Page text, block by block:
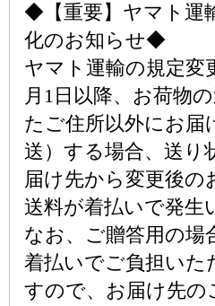
◆【重要】ヤマト運
化のお知らせ◆
ヤマト運輸の規定変
月1日以降、お荷物
たご住所以外にお届
送）する場合、送り
届け先から変更後の
送料が着払いで発生
なお、ご贈答用の場
着払いでご負担いた
すので、お届け先の